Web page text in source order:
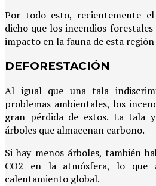
Por todo esto, recientemente el
dicho que los incendios
impacto en la fauna de esta
DEFORESTACIÓN
Al igual que una tala
problemas ambientales, los
gran pérdida de estos. La tala
árboles que almacenan carbono.
Si hay menos árboles, también
CO2 en la atmósfera, lo
calentamiento global.